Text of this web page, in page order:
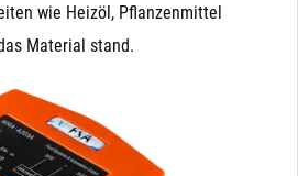
wie Heizöl, Pflanzenmittel
Material stand.